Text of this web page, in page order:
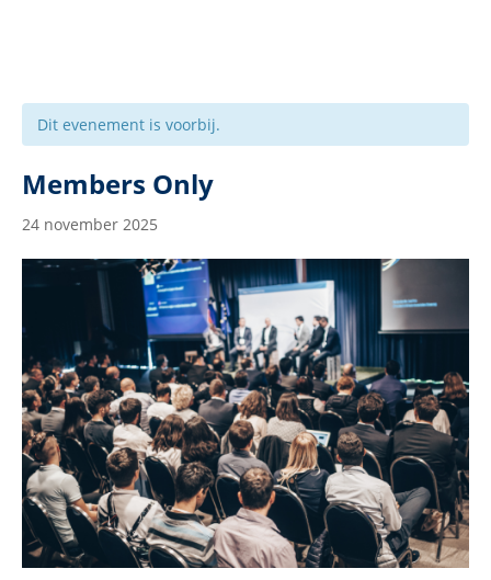
Dit evenement is voorbij.
Members Only
24 november 2025